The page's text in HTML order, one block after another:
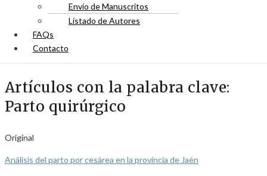
Envío de Manuscritos
Listado de Autores
FAQs
Contacto
Artículos con la palabra clave:
Parto quirúrgico
Original
Análisis del parto por cesárea en la provincia de Jaén